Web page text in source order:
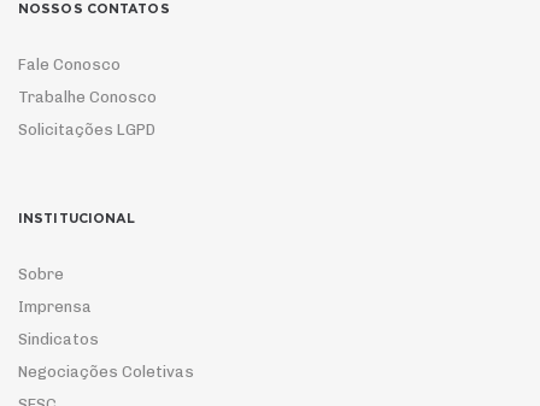
NOSSOS CONTATOS
Fale Conosco
Trabalhe Conosco
Solicitações LGPD
INSTITUCIONAL
Sobre
Imprensa
Sindicatos
Negociações Coletivas